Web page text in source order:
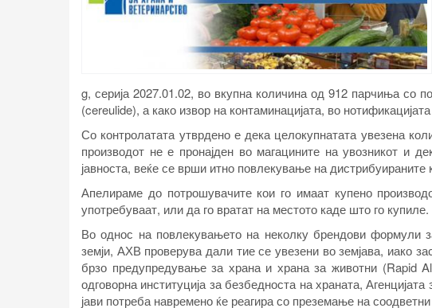
g, серија 2027.01.02, во вкупна количина од 912 парчиња со
(cereulide), а како извор на контаминацијата, во
Со контролатата утврдено е дека целокупнатата увезена
производот не е пронајден во магацините на увозникот и
јавноста, веќе се врши итно повлекување на дистрибуираните
Апелираме до потрошувачите кои го имаат купено
употребуваат, или да го вратат на местото каде што го купиле.
Во однос на повлекувањето на неколку брендови формули
земји, АХВ проверува дали тие се увезени во земјава, иако
брзо предупредување за храна и храна за животни (Rapid
одговорна институција за безбедноста на храната,
јави потреба навремено ќе реагира со преземање на